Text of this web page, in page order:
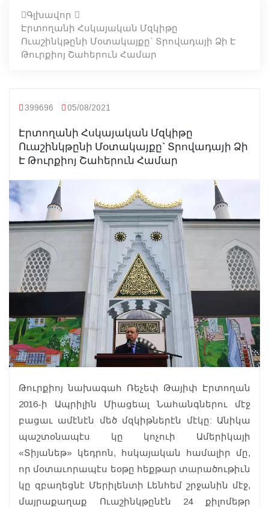
Գլխավոր
Էրտողանի Հսկայական Մզկիթը
Ուաշինկթընի Մօտակայքը` Տրովադայի Ձի Է
Թուրքիոյ Շահերուն Համար
399696 05/08/2021
Էրտողանի Հսկայական Մզկիթը
Ուաշինկթընի Մօտակայքը` Տրովադայի Ձի
Է Թուրքիոյ Շահերուն Համար
Թուրքիոյ նախագահ Ռեչեփ Թայիփ Էրտողան
2016-ի Ապրիլին Միացեալ Նահանգներու մէջ
բացաւ ամէնէն մեծ մզկիթներէն մէկը: Անիկա
պաշտօնապէս կը կոչուի Ամերիկայի
«Տիյանեթ» կեդրոն, հսկայական համալիր մը,
որ մօտաւորապէս եօթը հեքթար տարածութիւն
կը զբաղեցնէ Մերիլենտի Լենհեմ շրջանին մէջ,
մայրաքաղաք Ուաշինկթընէն 24 քիլոմեթր